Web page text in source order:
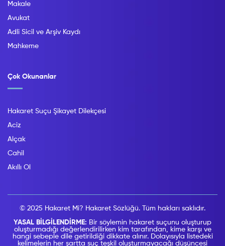
Makale
Avukat
Adli Sicil ve Arşiv Kaydı
Mahkeme
Çok Okunanlar
Hakaret Suçu Şikayet Dilekçesi
Aciz
Alçak
Cahil
Akıllı Ol
© 2025 Hakaret Mi? Hakaret Sözlüğü. Tüm hakları saklıdır.
YASAL BİLGİLENDİRME: Bir söylemin hakaret suçunu oluşturup
oluşturmadığı değerlendirilirken kim tarafından, kime karşı ve
hangi sebeple dile getirildiği dikkate alınır. Dolayısıyla listedeki
kelimelerin her şartta suç teşkil oluşturmayacağı düşüncesi